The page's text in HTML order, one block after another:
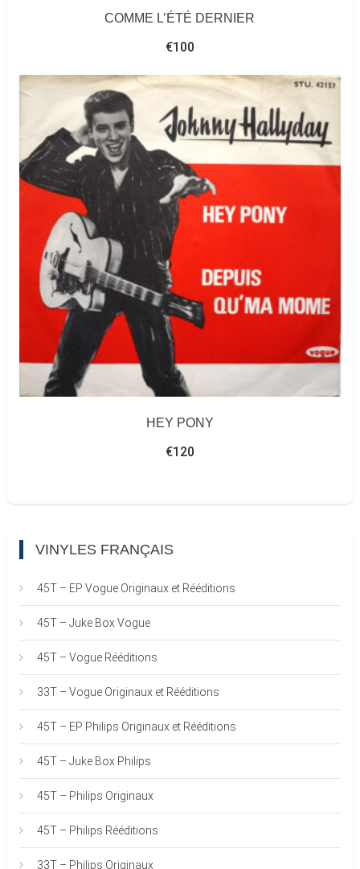
COMME L’ÉTÉ DERNIER
€100
HEY PONY
€120
VINYLES FRANÇAIS
45T – EP Vogue Originaux et Rééditions
45T – Juke Box Vogue
45T – Vogue Rééditions
33T – Vogue Originaux et Rééditions
45T – EP Philips Originaux et Rééditions
45T – Juke Box Philips
45T – Philips Originaux
45T – Philips Rééditions
33T – Philips Originaux